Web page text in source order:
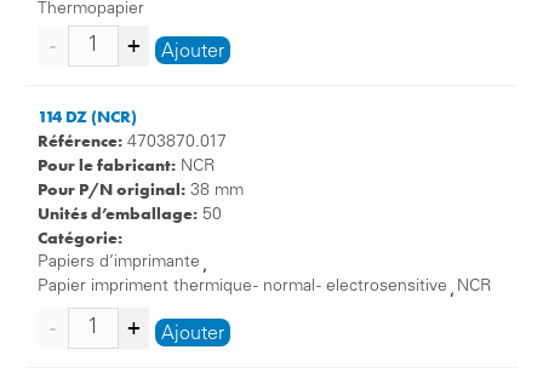
Thermopapier
Ajouter
114 DZ (NCR)
Référence: 4703870.017
Pour le fabricant: NCR
Pour P/N original: 38 mm
Unités d’emballage: 50
Catégorie:
Papiers d’imprimante ,
Papier impriment thermique - normal - electrosensitive , NCR
Ajouter